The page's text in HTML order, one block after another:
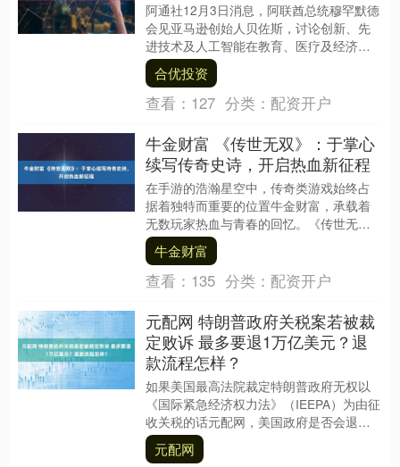
阿通社12月3日消息，阿联酋总统穆罕默德
会见亚马逊创始人贝佐斯，讨论创新、先
进技术及人工智能在教育、医疗及经济领
域的应用合作。贝佐斯高度评价阿联酋的
未来愿景及其....
合优投资
查看： 127 分类： 配资开户
牛金财富 《传世无双》：于掌心
续写传奇史诗，开启热血新征程
在手游的浩瀚星空中，传奇类游戏始终占
据着独特而重要的位置牛金财富，承载着
无数玩家热血与青春的回忆。《传世无
双》作为这一经典题材的传承之作，不仅
完美复刻了传奇的精....
牛金财富
查看： 135 分类： 配资开户
元配网 特朗普政府关税案若被裁
定败诉 最多要退1万亿美元？退
款流程怎样？
如果美国最高法院裁定特朗普政府无权以
《国际紧急经济权力法》（IEEPA）为由征
收关税的话元配网，美国政府是否会退还
这部分关税？退款过程又会怎样？ 在11月
美国最....
元配网